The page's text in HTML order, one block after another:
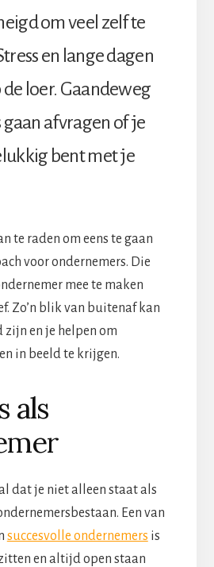
om veel zelf te
en lange dagen
de loer. Gaandeweg
gaan afvragen of je
bent met je
te raden om eens te gaan
voor ondernemers. Die
mee te maken
Zo’n blik van buitenaf kan
zijn en je helpen om
in beeld te krijgen.
als
dat je niet alleen staat als
Een van
succesvolle ondernemers is
en altijd open staan